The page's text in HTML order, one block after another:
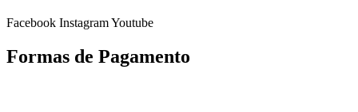
Facebook InstagramYoutube
Formas de Pagamento